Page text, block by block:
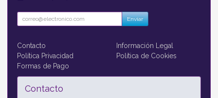
Enviar
Contacto
Información Legal
Política Privacidad
Política de Cookies
Formas de Pago
Contacto